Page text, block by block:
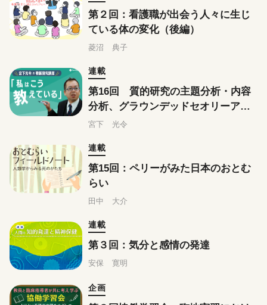
第２回：看護職が出会う人々に生じ
ている体の変化（後編）
菱沼 典子
連載
第16回 質的研究の主題分析・内容
分析、グラウンデッドセオリーアプ
ローチはこう教えている
宮下 光令
連載
第15回：ペリーがみた日本のおとむ
らい
田中 大介
連載
第３回：気分と感情の発達
安保 寛明
企画